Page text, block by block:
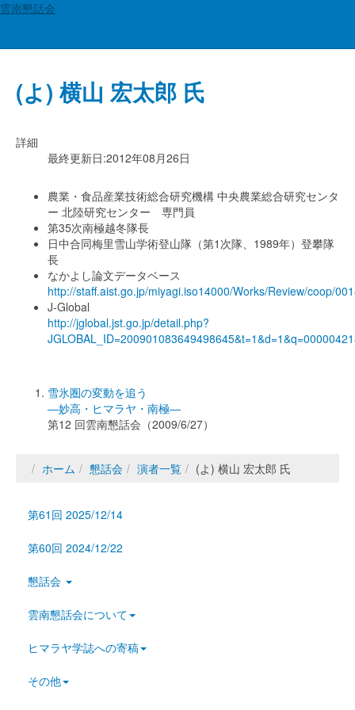
雲南懇話会
(よ) 横山 宏太郎 氏
詳細
最終更新日:2012年08月26日
農業・食品産業技術総合研究機構 中央農業総合研究センタ
ー 北陸研究センター 専門員
第35次南極越冬隊長
日中合同梅里雪山学術登山隊（第1次隊、1989年）登攀隊
長
なかよし論文データベース
http://staff.aist.go.jp/miyagi.iso14000/Works/Review/coop/
J-Global
http://jglobal.jst.go.jp/detail.php?
雪氷圏の変動を追う
―妙高・ヒマラヤ・南極―
第12 回雲南懇話会 （2009/6/27）
ホーム 懇話会 演者一覧 (よ) 横山 宏太郎 氏
第61回 2025/12/14
第60回 2024/12/22
懇話会
雲南懇話会について
ヒマラヤ学誌への寄稿
その他